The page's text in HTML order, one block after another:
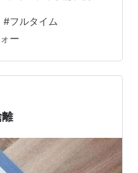
どうも、普段食べてい
のトースト用）２枚
うでした・・（具は
で私のオムライスをあ
甘くて食べやすいの
#フルタイム
ー
離